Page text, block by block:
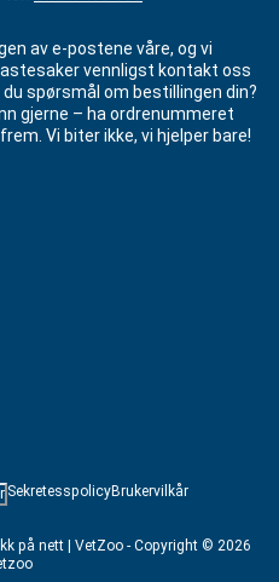
av e-postene våre, og vi
vennligst kontakt oss
spørsmål om bestillingen din?
gjerne – ha ordrenummeret
Vi biter ikke, vi hjelper bare!
på nett | VetZoo - Copyright © 2026
SekretesspolicyBrukervilkår